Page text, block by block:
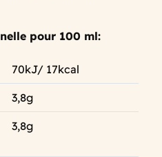
pour 100 ml:
70kJ/ 17kcal
3,8g
3,8g